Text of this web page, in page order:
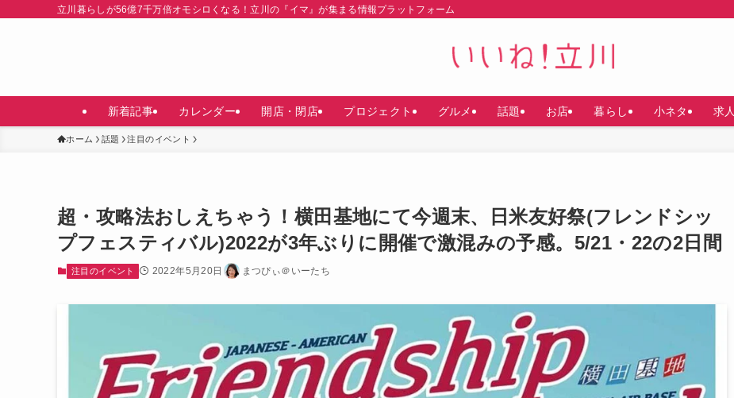
立川暮らしが56億7千万倍オモシロくなる！立川の『イマ』が集まる情報プラットフォーム
新着記事 カレンダー 開店・閉店 プロジェクト グルメ 話題 お店 暮らし 小ネタ 求人
ホーム 話題 注目のイベント
超・攻略法おしえちゃう！横田基地にて今週末、日米友好祭(フレンドシッ
プフェスティバル)2022が3年ぶりに開催で激混みの予感。5/21・22の2日間
注目のイベント 2022年5月20日 まつぴぃ＠いーたち